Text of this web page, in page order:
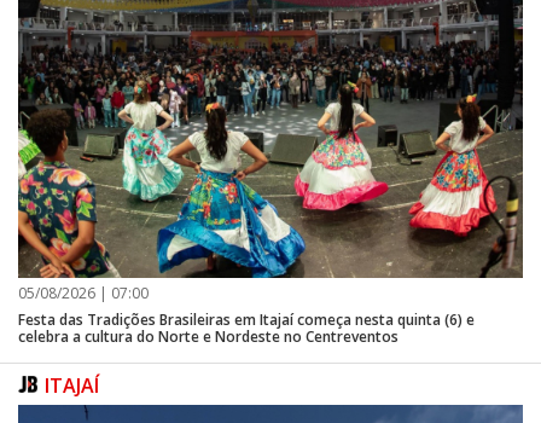
05/08/2026 | 07:00
Festa das Tradições Brasileiras em Itajaí começa nesta quinta (6) e
celebra a cultura do Norte e Nordeste no Centreventos
ITAJAÍ